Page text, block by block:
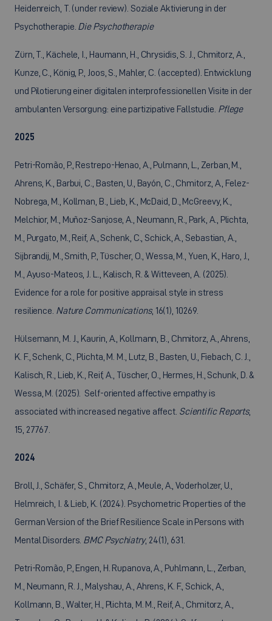
Heidenreich, T. (under review). Soziale Aktivierung in der
Psychotherapie. Die Psychotherapie
Zürn, T., Kächele, I., Haumann, H., Chrysidis, S. J., Chmitorz, A.,
Kunze, C., König, P., Joos, S., Mahler, C. (accepted). Entwicklung
und Pilotierung einer digitalen interprofessionellen Visite in der
ambulanten Versorgung: eine partizipative Fallstudie. Pflege
2025
Petri-Romão, P., Restrepo-Henao, A., Pulmann, L., Zerban, M.,
Ahrens, K., Barbui, C., Basten, U., Bayón, C., Chmitorz, A., Felez-
Nobrega, M., Kollman, B., Lieb, K., McDaid, D., McGreevy, K.,
Melchior, M., Muñoz-Sanjose, A., Neumann, R., Park, A., Plichta,
M., Purgato, M., Reif, A., Schenk, C., Schick, A., Sebastian, A.,
Sijbrandij, M., Smith, P., Tüscher, O., Wessa, M., Yuen, K., Haro, J.,
M., Ayuso-Mateos, J. L., Kalisch, R. & Witteveen, A. (2025).
Evidence for a role for positive appraisal style in stress
resilience. Nature Communications, 16(1), 10269.
Hülsemann, M. J., Kaurin, A., Kollmann, B., Chmitorz, A., Ahrens,
K. F., Schenk, C., Plichta, M. M., Lutz, B., Basten, U., Fiebach, C. J.,
Kalisch, R., Lieb, K., Reif, A., Tüscher, O., Hermes, H., Schunk, D. &
Wessa, M. (2025). Self-oriented affective empathy is
associated with increased negative affect. Scientific Reports,
15, 27767.
2024
Broll, J., Schäfer, S., Chmitorz, A., Meule, A., Voderholzer, U.,
Helmreich, I. & Lieb, K. (2024). Psychometric Properties of the
German Version of the Brief Resilience Scale in Persons with
Mental Disorders. BMC Psychiatry, 24(1), 631.
Petri-Romão, P., Engen, H. Rupanova, A., Puhlmann, L., Zerban,
M., Neumann, R. J., Malyshau, A., Ahrens, K. F., Schick, A.,
Kollmann, B., Walter, H., Plichta, M. M., Reif, A., Chmitorz, A.,